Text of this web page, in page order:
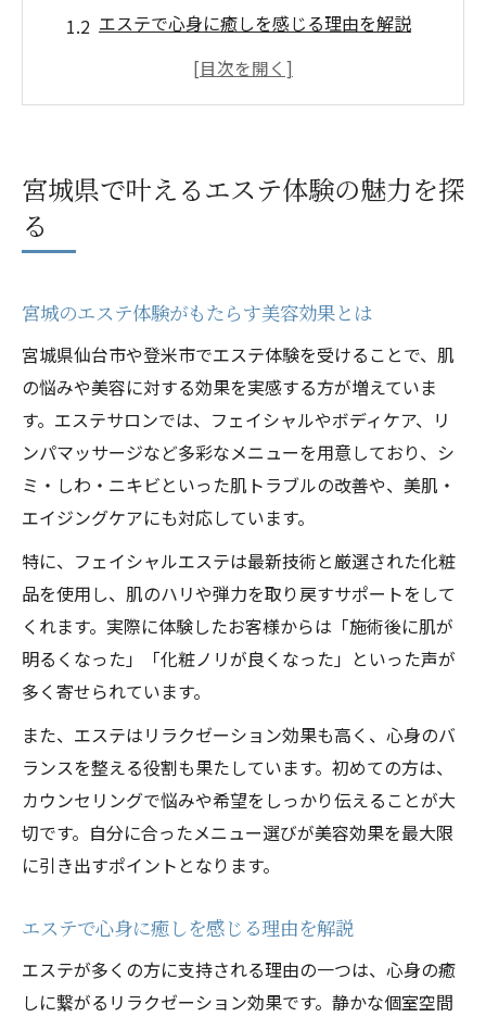
エステで心身に癒しを感じる理由を解説
仙台エリアのエステ体験の選び方ガイド
登米市エステ体験でできる肌質改善のポイ
ニキビケアに強い登米市エステ体験の選び
方
肌悩み別おすすめエステメニューの特徴
実感しやすいエステ体験で明るい素肌へ
癒しと美を求める女性へエステの新提案
エステ体験で叶える極上の癒しと美容ケア
フェイシャルエステで得られる内外の美し
さ
女性専用エステ体験で安心してリラックス
よもぎ蒸しやハーブで美と癒しをサポート
エステ体験がもたらす心身のバランス回復
フェイシャルエステ体験で肌が蘇る理由
仙台で人気のフェイシャルエステ体験法
エステ施術後に感じるリフトアップ効果
敏感肌にも安心なフェイシャルエステ選び
足感
リンパマッサージ体験で心と身体をリセット
登米市で人気のリンパマッサージ体験紹介
宮城県で叶えるエステ体験の魅力を探
る
宮城のエステ体験がもたらす美容効果とは
宮城県仙台市や登米市でエステ体験を受けることで、肌
の悩みや美容に対する効果を実感する方が増えていま
す。エステサロンでは、フェイシャルやボディケア、リ
ンパマッサージなど多彩なメニューを用意しており、シ
ミ・しわ・ニキビといった肌トラブルの改善や、美肌・
エイジングケアにも対応しています。
特に、フェイシャルエステは最新技術と厳選された化粧
品を使用し、肌のハリや弾力を取り戻すサポートをして
くれます。実際に体験したお客様からは「施術後に肌が
明るくなった」「化粧ノリが良くなった」といった声が
多く寄せられています。
また、エステはリラクゼーション効果も高く、心身のバ
ランスを整える役割も果たしています。初めての方は、
カウンセリングで悩みや希望をしっかり伝えることが大
切です。自分に合ったメニュー選びが美容効果を最大限
に引き出すポイントとなります。
エステで心身に癒しを感じる理由を解説
エステが多くの方に支持される理由の一つは、心身の癒
しに繋がるリラクゼーション効果です。静かな個室空間